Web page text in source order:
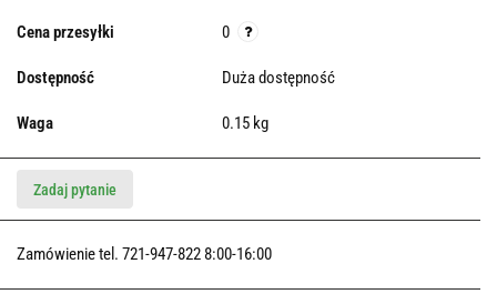
Cena przesyłki 0
Dostępność Duża dostępność
Waga 0.15 kg
Zadaj pytanie
Zamówienie tel. 721-947-822 8:00-16:00